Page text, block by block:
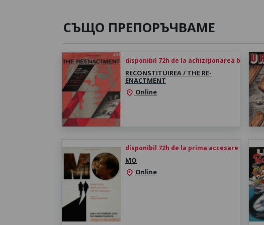
СЪЩО ПРЕПОРЪЧВАМЕ
disponibil 72h de la achiziționarea biletului
RECONSTITUIREA / THE RE-
ENACTMENT
location_on Online
disponibil 72h de la prima accesare
MO
location_on Online